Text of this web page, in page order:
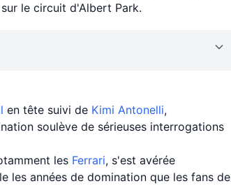
le circuit d'Albert Park.
en tête suivi de Kimi Antonelli,
soulève de sérieuses interrogations
les Ferrari, s'est avérée
les années de domination que les fans de